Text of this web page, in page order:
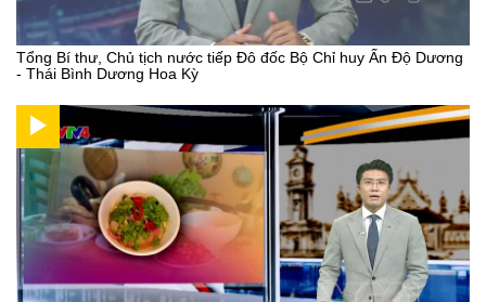
Tổng Bí thư, Chủ tịch nước tiếp Đô đốc Bộ Chỉ huy Ấn Độ Dương
- Thái Bình Dương Hoa Kỳ